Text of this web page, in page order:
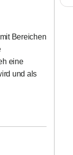
Bereichen
eine
und als